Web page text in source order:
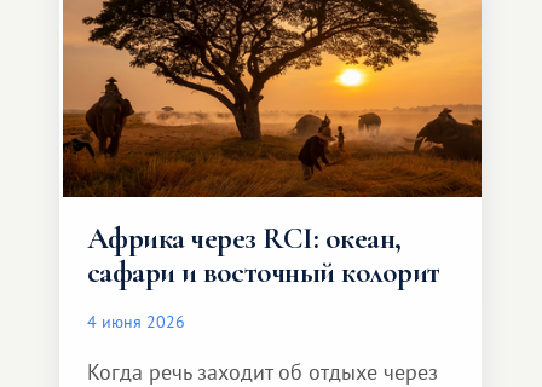
Африка через RCI: океан,
сафари и восточный колорит
4 июня 2026
Когда речь заходит об отдыхе через